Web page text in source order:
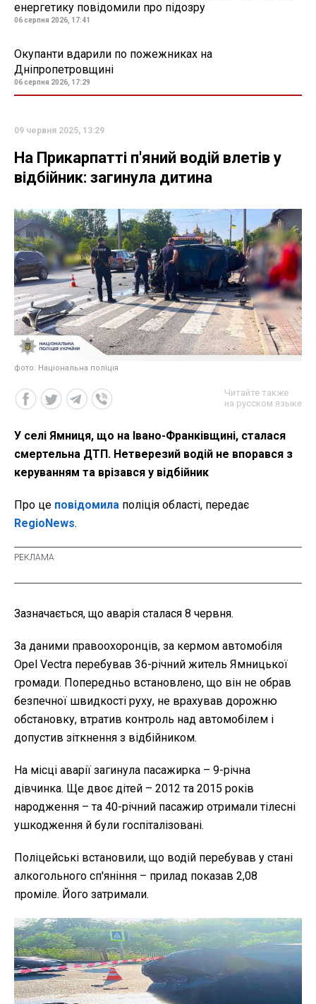
енергетику повідомили про підозру
06 серпня 2026, 17:41
Окупанти вдарили по пожежниках на
Дніпропетровщині
06 серпня 2026, 17:29
09 червня 2025, 13:29
На Прикарпатті п'яний водій влетів у
відбійник: загинула дитина
фото: Національна поліція
Читайте также
на русском языке
У селі Ямниця, що на Івано-Франківщині, сталася
смертельна ДТП. Нетверезий водій не впорався з
керуванням та врізався у відбійник
Про це повідомила поліція області, передає
RegioNews.
Зазначається, що аварія сталася 8 червня.
За даними правоохоронців, за кермом автомобіля
Opel Vectra перебував 36-річний житель Ямницької
громади. Попередньо встановлено, що він не обрав
безпечної швидкості руху, не врахував дорожню
обстановку, втратив контроль над автомобілем і
допустив зіткнення з відбійником.
На місці аварії загинула пасажирка – 9-річна
дівчинка. Ще двоє дітей – 2012 та 2015 років
народження – та 40-річний пасажир отримали тілесні
ушкодження й були госпіталізовані.
Поліцейські встановили, що водій перебував у стані
алкогольного сп'яніння – прилад показав 2,08
проміле. Його затримали.